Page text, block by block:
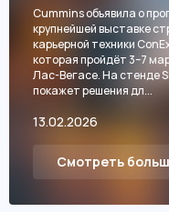
Cummins объявила о
крупнейшей выставке
карьерной техники
которая пройдёт 3–7
Лас-Вегасе. На стенде
покажет решения дл...
13.02.2026
Смотреть